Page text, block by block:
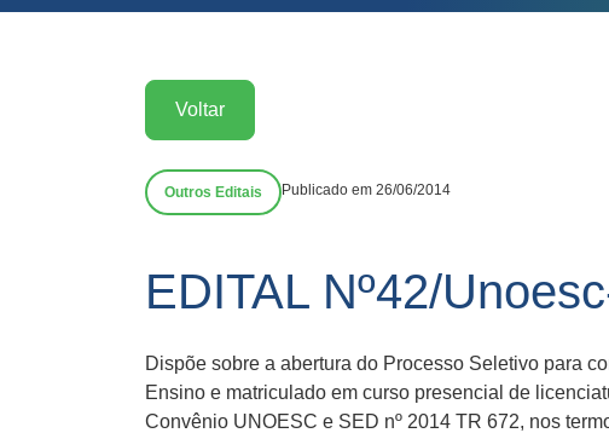
Voltar
Outros Editais Publicado em 26/06/2014
EDITAL Nº42/
Dispõe sobre a abertura do Processo Seletivo para
Ensino e matriculado em curso presencial de
Convênio UNOESC e SED nº 2014 TR 672, nos